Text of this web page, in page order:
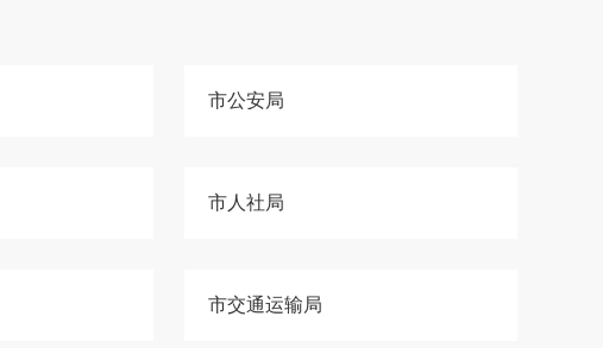
市公安局
市人社局
市交通运输局